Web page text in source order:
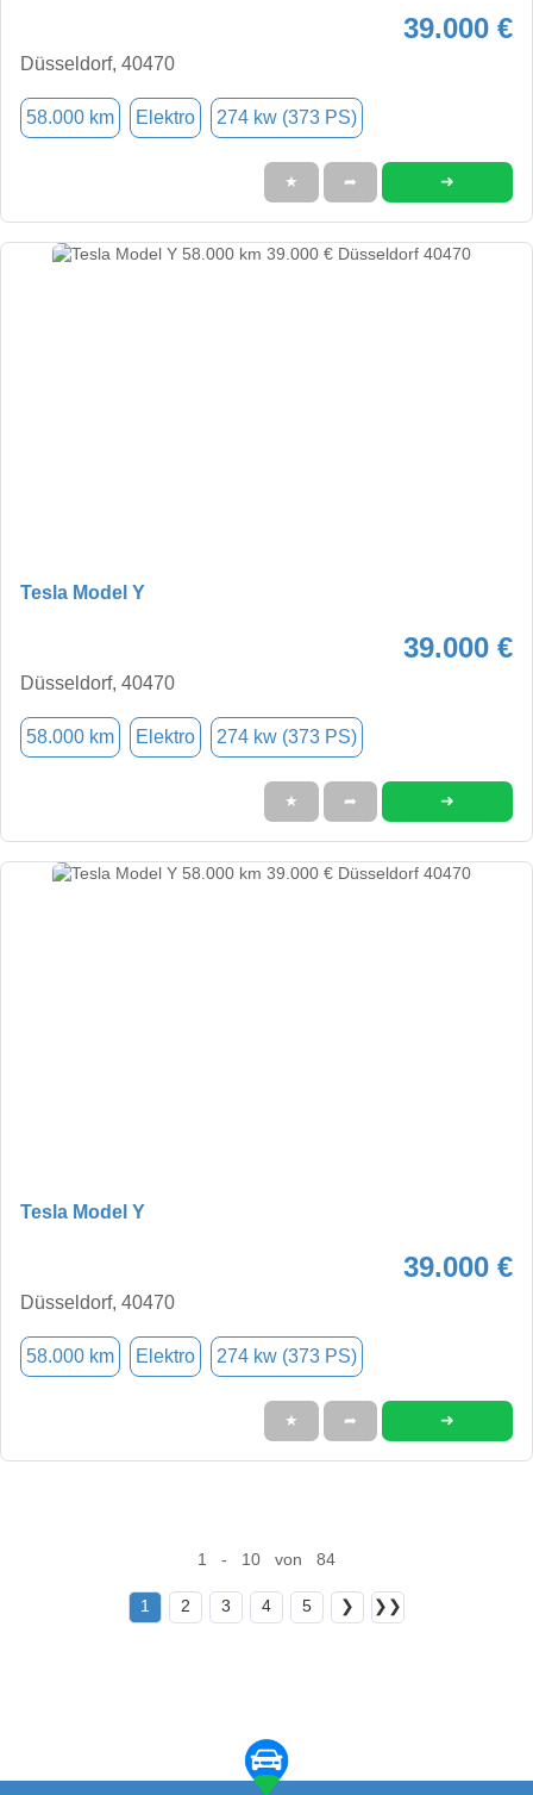
39.000 €
Düsseldorf, 40470
58.000 km Elektro 274 kw (373 PS)
★ ➦ ➜
Tesla Model Y
39.000 €
Düsseldorf, 40470
58.000 km Elektro 274 kw (373 PS)
★ ➦ ➜
Tesla Model Y
39.000 €
Düsseldorf, 40470
58.000 km Elektro 274 kw (373 PS)
★ ➦ ➜
1 - 10 von 84
1 2 3 4 5 ❯ ❯❯